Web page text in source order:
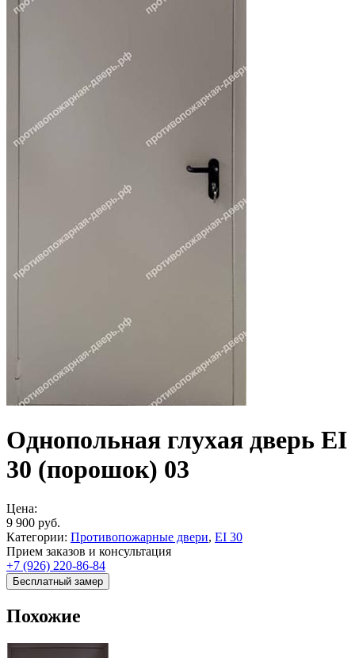
Однопольная глухая дверь EI
30 (порошок) 03
Цена:
9 900 руб.
Категории: Противопожарные двери, EI 30
Прием заказов и консультация
+7 (926) 220-86-84
Бесплатный замер
Похожие